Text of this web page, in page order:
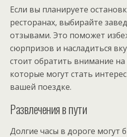
Если вы планируете
ресторанах, выбирайте
отзывами. Это поможет
сюрпризов и насладиться
стоит обратить внимание
которые могут стать
вашей поездке.
Развлечения в пути
Долгие часы в дороге могут